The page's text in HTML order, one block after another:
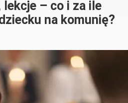
– co i za ile
na komunię?